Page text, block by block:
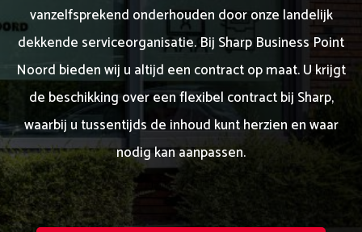
vanzelfsprekend onderhouden door onze landelijk
dekkende serviceorganisatie. Bij Sharp Business Point
Noord bieden wij u altijd een contract op maat. U krijgt
de beschikking over een flexibel contract bij Sharp,
waarbij u tussentijds de inhoud kunt herzien en waar
nodig kan aanpassen.